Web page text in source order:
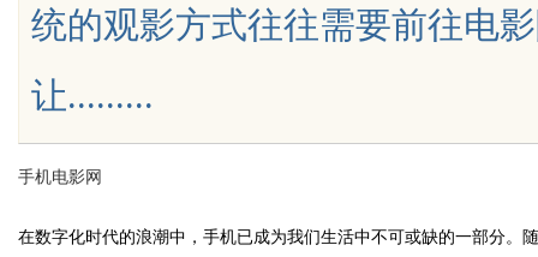
统的观影方式往往需要前往电
让.........
手机电影网
在数字化时代的浪潮中，手机已成为我们生活中不可或缺的一部分。